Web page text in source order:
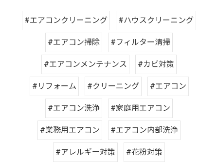
#エアコンクリーニング #ハウスクリーニング
#エアコン掃除 #フィルター清掃
#エアコンメンテナンス #カビ対策
#リフォーム #クリーニング #エアコン
#エアコン洗浄 #家庭用エアコン
#業務用エアコン #エアコン内部洗浄
#アレルギー対策 #花粉対策